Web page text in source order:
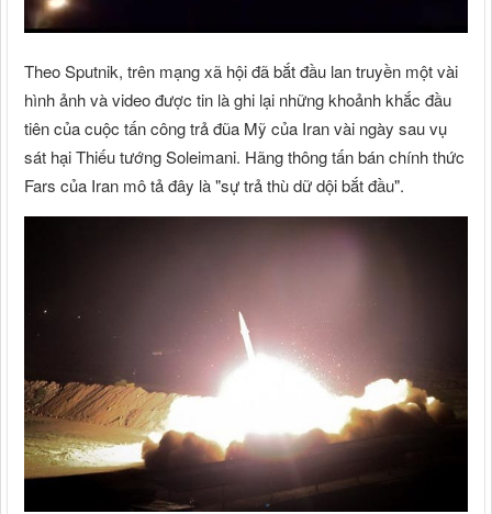
Theo Sputnik, trên mạng xã hội đã bắt đầu lan truyền một vài
hình ảnh và video được tin là ghi lại những khoảnh khắc đầu
tiên của cuộc tấn công trả đũa Mỹ của Iran vài ngày sau vụ
sát hại Thiếu tướng Soleimani. Hãng thông tấn bán chính thức
Fars của Iran mô tả đây là "sự trả thù dữ dội bắt đầu".